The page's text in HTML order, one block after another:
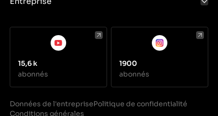
15,6 k
abonnés
1900
abonnés
Données de l'entreprisePolitique de confidentialité
Conditions générales